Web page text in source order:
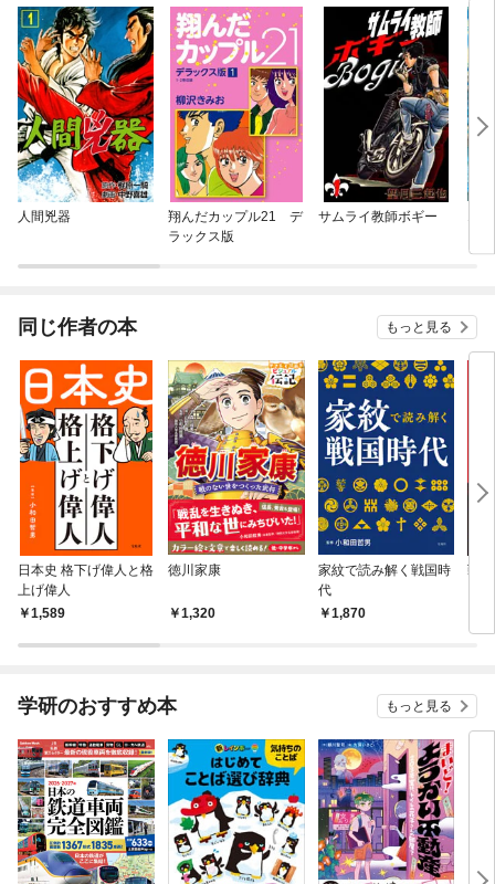
人間兇器
翔んだカップル21 デ
ラックス版
サムライ教師ボギー
同じ作者の本 もっと見る
日本史 格下げ偉人と格
上げ偉人
1,589
徳川家康
1,320
家紋で読み解く戦国時
代
1,870
戦
学研のおすすめ本 もっと見る